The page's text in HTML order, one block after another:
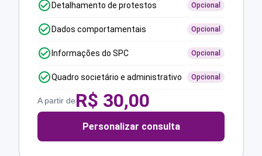
Detalhamento de protestos Opcional
Dados comportamentais Opcional
Informações do SPC Opcional
Quadro societário e administrativo Opcional
A partir deR$ 30,00
Personalizar consulta